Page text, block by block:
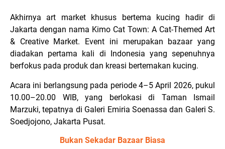
Akhirnya art market khusus bertema kucing hadir di
Jakarta dengan nama Kimo Cat Town: A Cat-Themed Art
& Creative Market. Event ini merupakan bazaar yang
diadakan pertama kali di Indonesia yang sepenuhnya
berfokus pada produk dan kreasi bertemakan kucing.
Acara ini berlangsung pada periode 4–5 April 2026, pukul
10.00–20.00 WIB, yang berlokasi di Taman Ismail
Marzuki, tepatnya di Galeri Emiria Soenassa dan Galeri S.
Soedjojono, Jakarta Pusat.
Bukan Sekadar Bazaar Biasa